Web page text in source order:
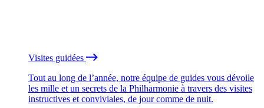
Visites guidées
Tout au long de l’année, notre équipe de guides vous dévoile
les mille et un secrets de la Philharmonie à travers des visites
instructives et conviviales, de jour comme de nuit.